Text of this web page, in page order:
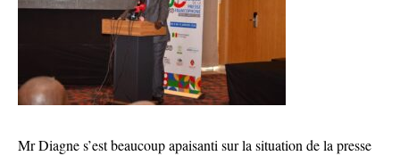
Mr Diagne s’est beaucoup apaisanti sur la situation de la presse